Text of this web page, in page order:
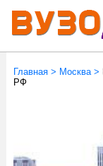
Главная> Москва>
РФ